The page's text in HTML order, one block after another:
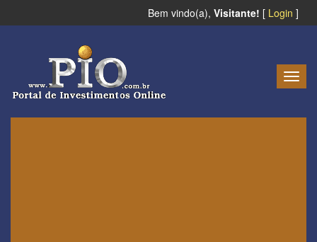
Bem vindo(a), Visitante! [ Login ]